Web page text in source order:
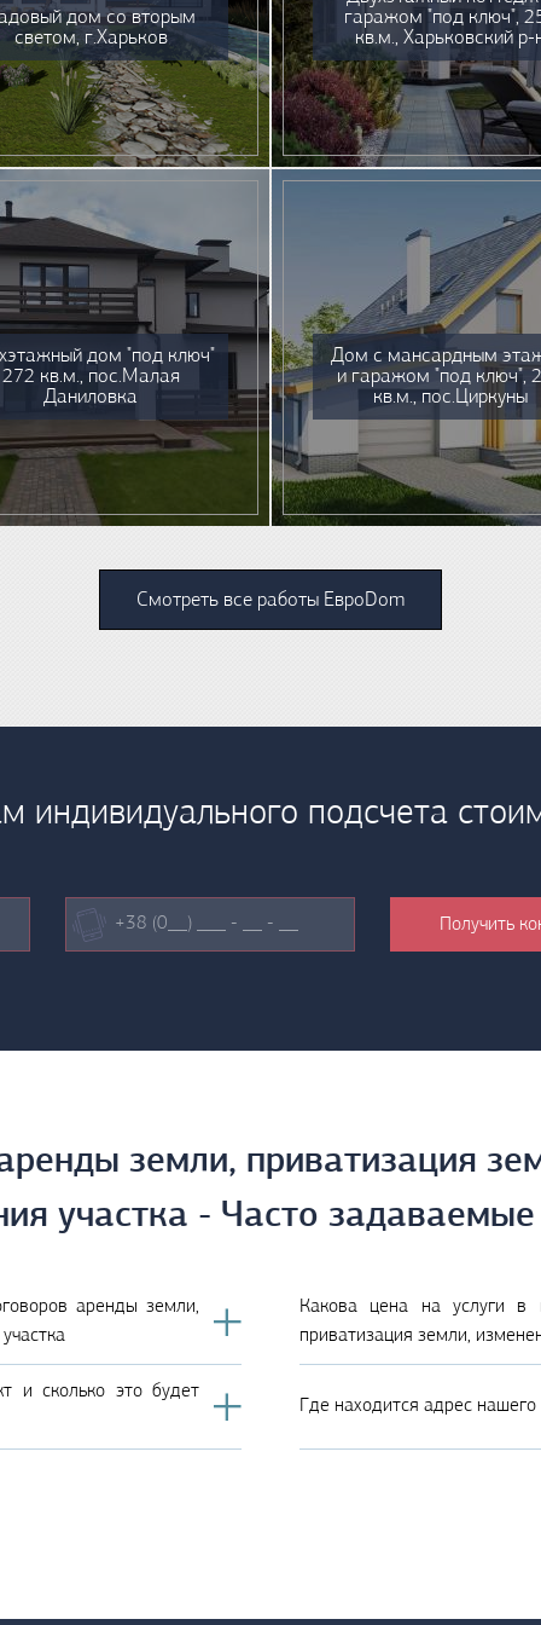
дом со вторым
светом, г.Харьков
гаражом "под ключ",
кв.м., Харьковский р-
дом "под ключ"
272 кв.м., пос.Малая
Даниловка
Дом с мансардным
и гаражом "под ключ",
кв.м., пос.Циркуны
Смотреть все работы ЕвроDom
индивидуального подсчета
земли, приватизация
участка - Часто
аренды земли,
Какова цена на услуги в
приватизация земли,
и сколько это будет
Где находится адрес